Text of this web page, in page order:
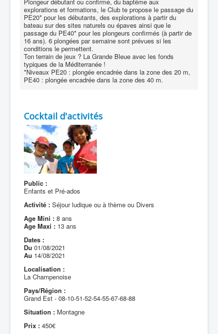
explorations et formations, le Club te propose le passage du
PE20* pour les débutants, des explorations à partir du
bateau sur des sites naturels ou épaves ainsi que le
passage du PE40* pour les plongeurs confirmés (à partir de
16 ans). 6 plongées par semaine sont prévues si les
conditions le permettent.
Ton terrain de jeux ? La Grande Bleue avec les fonds
typiques de la Méditerranée !
*Niveaux PE20 : plongée encadrée dans la zone des 20 m,
PE40 : plongée encadrée dans la zone des 40 m.
Cocktail d'activités
Public :
Enfants et Pré-ados
Activité : Séjour ludique ou à thème ou Divers
Age Mini : 8 ans
Age Maxi : 13 ans
Dates :
Du 01/08/2021
Au 14/08/2021
Localisation :
La Champenoise
Pays/Région :
Grand Est - 08-10-51-52-54-55-67-68-88
Situation : Montagne
Prix : 450€